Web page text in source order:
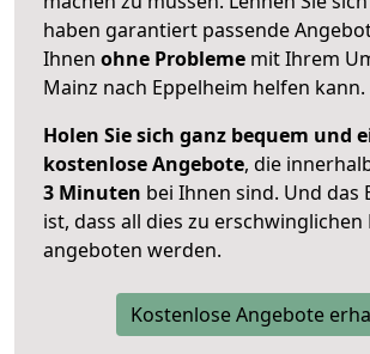
haben garantiert passende
Ihnen ohne Probleme mit Ihrem
Mainz nach Eppelheim helfen kann.
Holen Sie sich ganz bequem und
kostenlose Angebote, die
3 Minuten bei Ihnen sind. Und das
ist, dass all dies zu erschwinglichen
angeboten werden.
Kostenlose Angebote